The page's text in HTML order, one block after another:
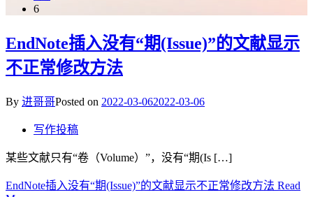
6
EndNote插入没有“期(Issue)”的文献显示
不正常修改方法
By 进哥哥Posted on 2022-03-062022-03-06
写作投稿
某些文献只有“卷（Volume）”，没有“期(Is […]
EndNote插入没有“期(Issue)”的文献显示不正常修改方法 Read